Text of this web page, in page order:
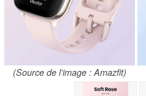
(Source de l'image : Amazfit)